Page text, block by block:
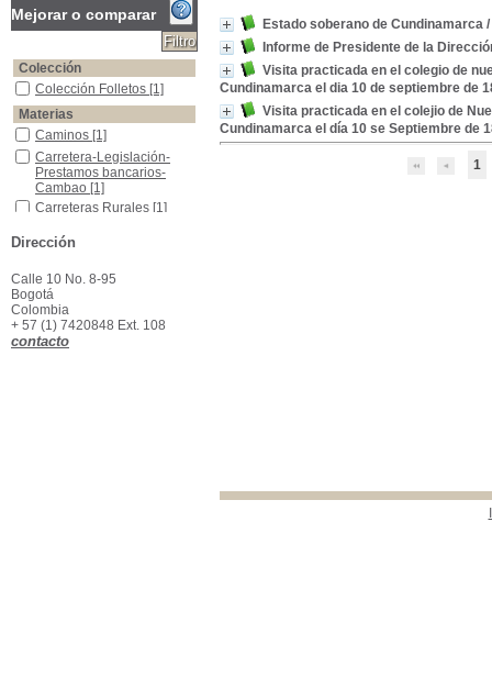
Estado soberano de Cundinamarca /
Informe de Presidente de la
Visita practicada en el colegio de
Cundinamarca el dia 10 de septiembre de
Visita practicada en el colejio de
Cundinamarca el día 10 se Septiembre de
1
Mejorar o comparar
Colección
Colección Folletos
Colección Folletos [1]
Materias
Caminos
Caminos [1]
Carretera-Legislación-Prestamos bancarios-Cambao
Carretera-Legislación-
Prestamos bancarios-
Cambao [1]
Carreteras Rurales
Carreteras Rurales [1]
del Rosario-
Cuentas de gastos
Cuentas de gastos
Ensayos-Cuerpos legislativos-Colombia
Ensayos-Cuerpos
legislativos-Colombia
Ferrocarriles-Sabana
Ferrocarriles-Sabana
Dirección
Calle 10 No. 8-95
Bogotá
Colombia
+ 57 (1) 7420848 Ext. 108
contacto